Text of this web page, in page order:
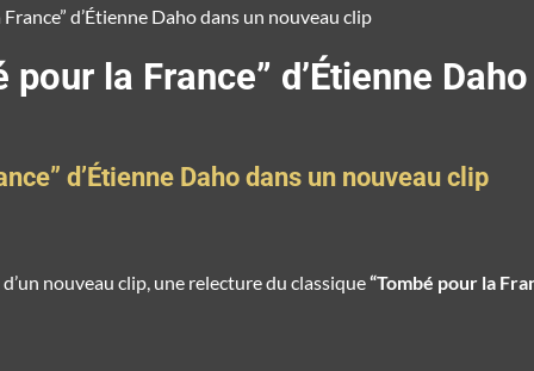
d’Étienne Daho dans un nouveau clip
la France” d’Étienne
d’Étienne Daho dans un nouveau clip
nouveau clip, une relecture du classique“Tombé pour la